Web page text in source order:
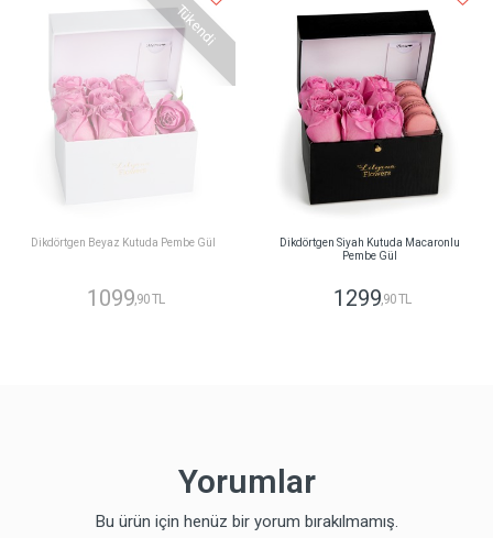
Tükendi
Dikdörtgen Beyaz Kutuda Pembe Gül
1099,90 TL
Dikdörtgen Siyah Kutuda Macaronlu
Pembe Gül
1299,90 TL
Yorumlar
Bu ürün için henüz bir yorum bırakılmamış.